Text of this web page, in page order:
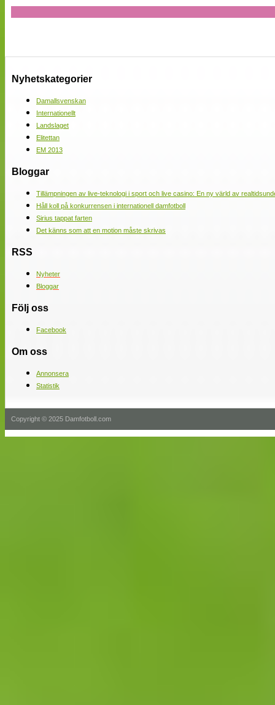
Nyhetskategorier
Damallsvenskan
Internationellt
Landslaget
Elitettan
EM 2013
Bloggar
Tillämpningen av live-teknologi i sport och live casino: En ny värld av
Håll koll på konkurrensen i internationell damfotboll
Sirius tappat farten
Det känns som att en motion måste skrivas
RSS
Nyheter
Bloggar
Följ oss
Facebook
Om oss
Annonsera
Statistik
Copyright © 2025 Damfotboll.com